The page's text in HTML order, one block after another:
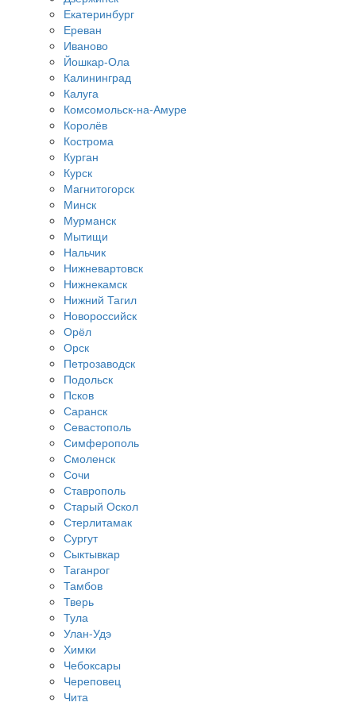
Екатеринбург
Ереван
Иваново
Йошкар-Ола
Калининград
Калуга
Комсомольск-на-Амуре
Королёв
Кострома
Курган
Курск
Магнитогорск
Минск
Мурманск
Мытищи
Нальчик
Нижневартовск
Нижнекамск
Нижний Тагил
Новороссийск
Орёл
Орск
Петрозаводск
Подольск
Псков
Саранск
Севастополь
Симферополь
Смоленск
Сочи
Ставрополь
Старый Оскол
Стерлитамак
Сургут
Сыктывкар
Таганрог
Тамбов
Тверь
Тула
Улан-Удэ
Химки
Чебоксары
Череповец
Чита